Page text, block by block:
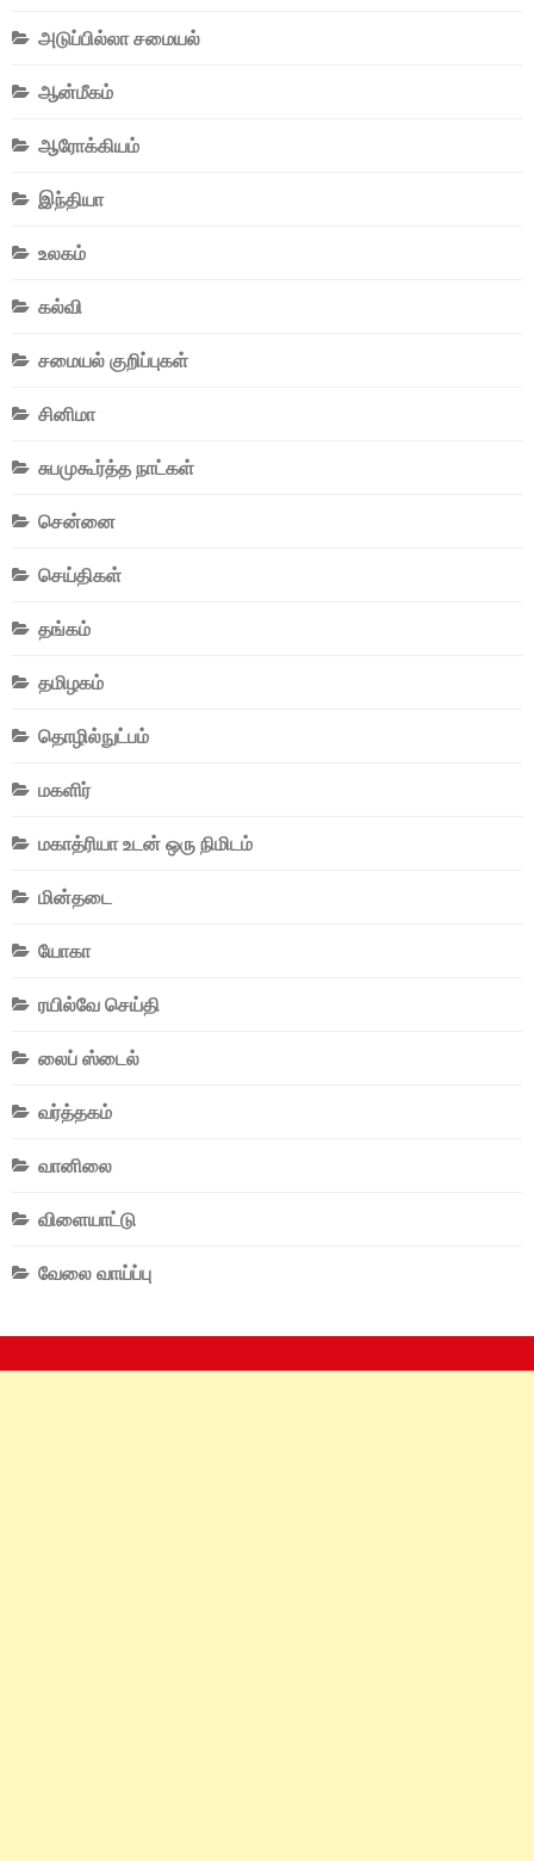
அடுப்பில்லா சமையல்
ஆன்மீகம்
ஆரோக்கியம்
இந்தியா
உலகம்
கல்வி
சமையல் குறிப்புகள்
சினிமா
சுபமுகூர்த்த நாட்கள்
சென்னை
செய்திகள்
தங்கம்
தமிழகம்
தொழில்நுட்பம்
மகளிர்
மகாத்ரியா உடன் ஒரு நிமிடம்
மின்தடை
யோகா
ரயில்வே செய்தி
லைப் ஸ்டைல்
வர்த்தகம்
வானிலை
விளையாட்டு
வேலை வாய்ப்பு